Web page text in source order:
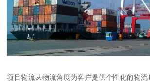
项目物流从物流角度为客户提供个性化的物